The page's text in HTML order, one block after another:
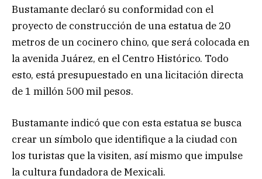
Bustamante declaró su conformidad con el
proyecto de construcción de una estatua de 20
metros de un cocinero chino, que será colocada en
la avenida Juárez, en el Centro Histórico. Todo
esto, está presupuestado en una licitación directa
de 1 millón 500 mil pesos.
Bustamante indicó que con esta estatua se busca
crear un símbolo que identifique a la ciudad con
los turistas que la visiten, así mismo que impulse
la cultura fundadora de Mexicali.